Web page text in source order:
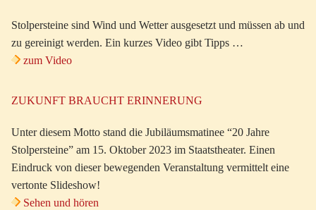
Stolpersteine sind Wind und Wetter ausgesetzt und müssen ab und
zu gereinigt werden. Ein kurzes Video gibt Tipps …
zum Video
ZUKUNFT BRAUCHT ERINNERUNG
Unter diesem Motto stand die Jubiläumsmatinee “20 Jahre
Stolpersteine” am 15. Oktober 2023 im Staatstheater. Einen
Eindruck von dieser bewegenden Veranstaltung vermittelt eine
vertonte Slideshow!
Sehen und hören